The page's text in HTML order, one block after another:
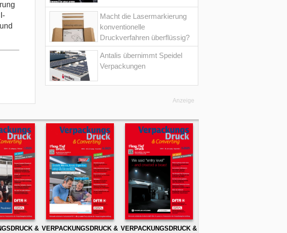
Macht die Lasermarkierung
konventionelle
Druckverfahren überflüssig?
Antalis übernimmt Speidel
Verpackungen
Anzeige
& VERPACKUNGSDRUCK & VERPACKUNGSDRUCK &